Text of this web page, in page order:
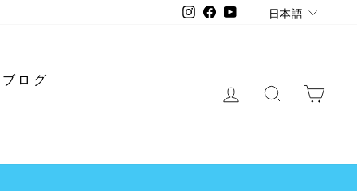
Instagram
Facebook
YouTube
言
日本語
ブログ
ログイン検索